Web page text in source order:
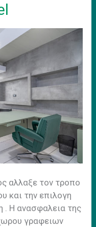
αλλαξε τον τροπο
και την επιλογη
. H ανασφαλεια της
γραφειων